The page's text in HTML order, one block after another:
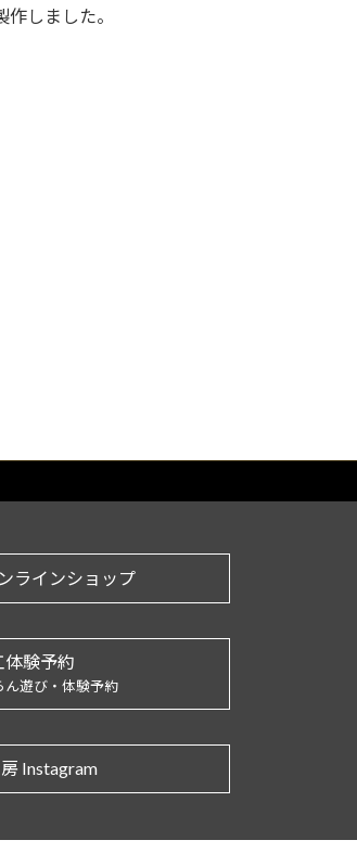
しました。
ラインショップ
体験予約
ん遊び・体験予約
Instagram